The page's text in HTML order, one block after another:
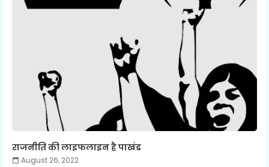
राजनीति की लाइफलाइन है पाखंड
August 26, 2022